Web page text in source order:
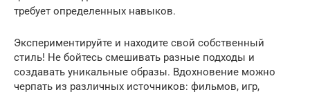
требует определенных навыков.
Экспериментируйте и находите свой собственный
стиль! Не бойтесь смешивать разные подходы и
создавать уникальные образы. Вдохновение можно
черпать из различных источников: фильмов, игр,